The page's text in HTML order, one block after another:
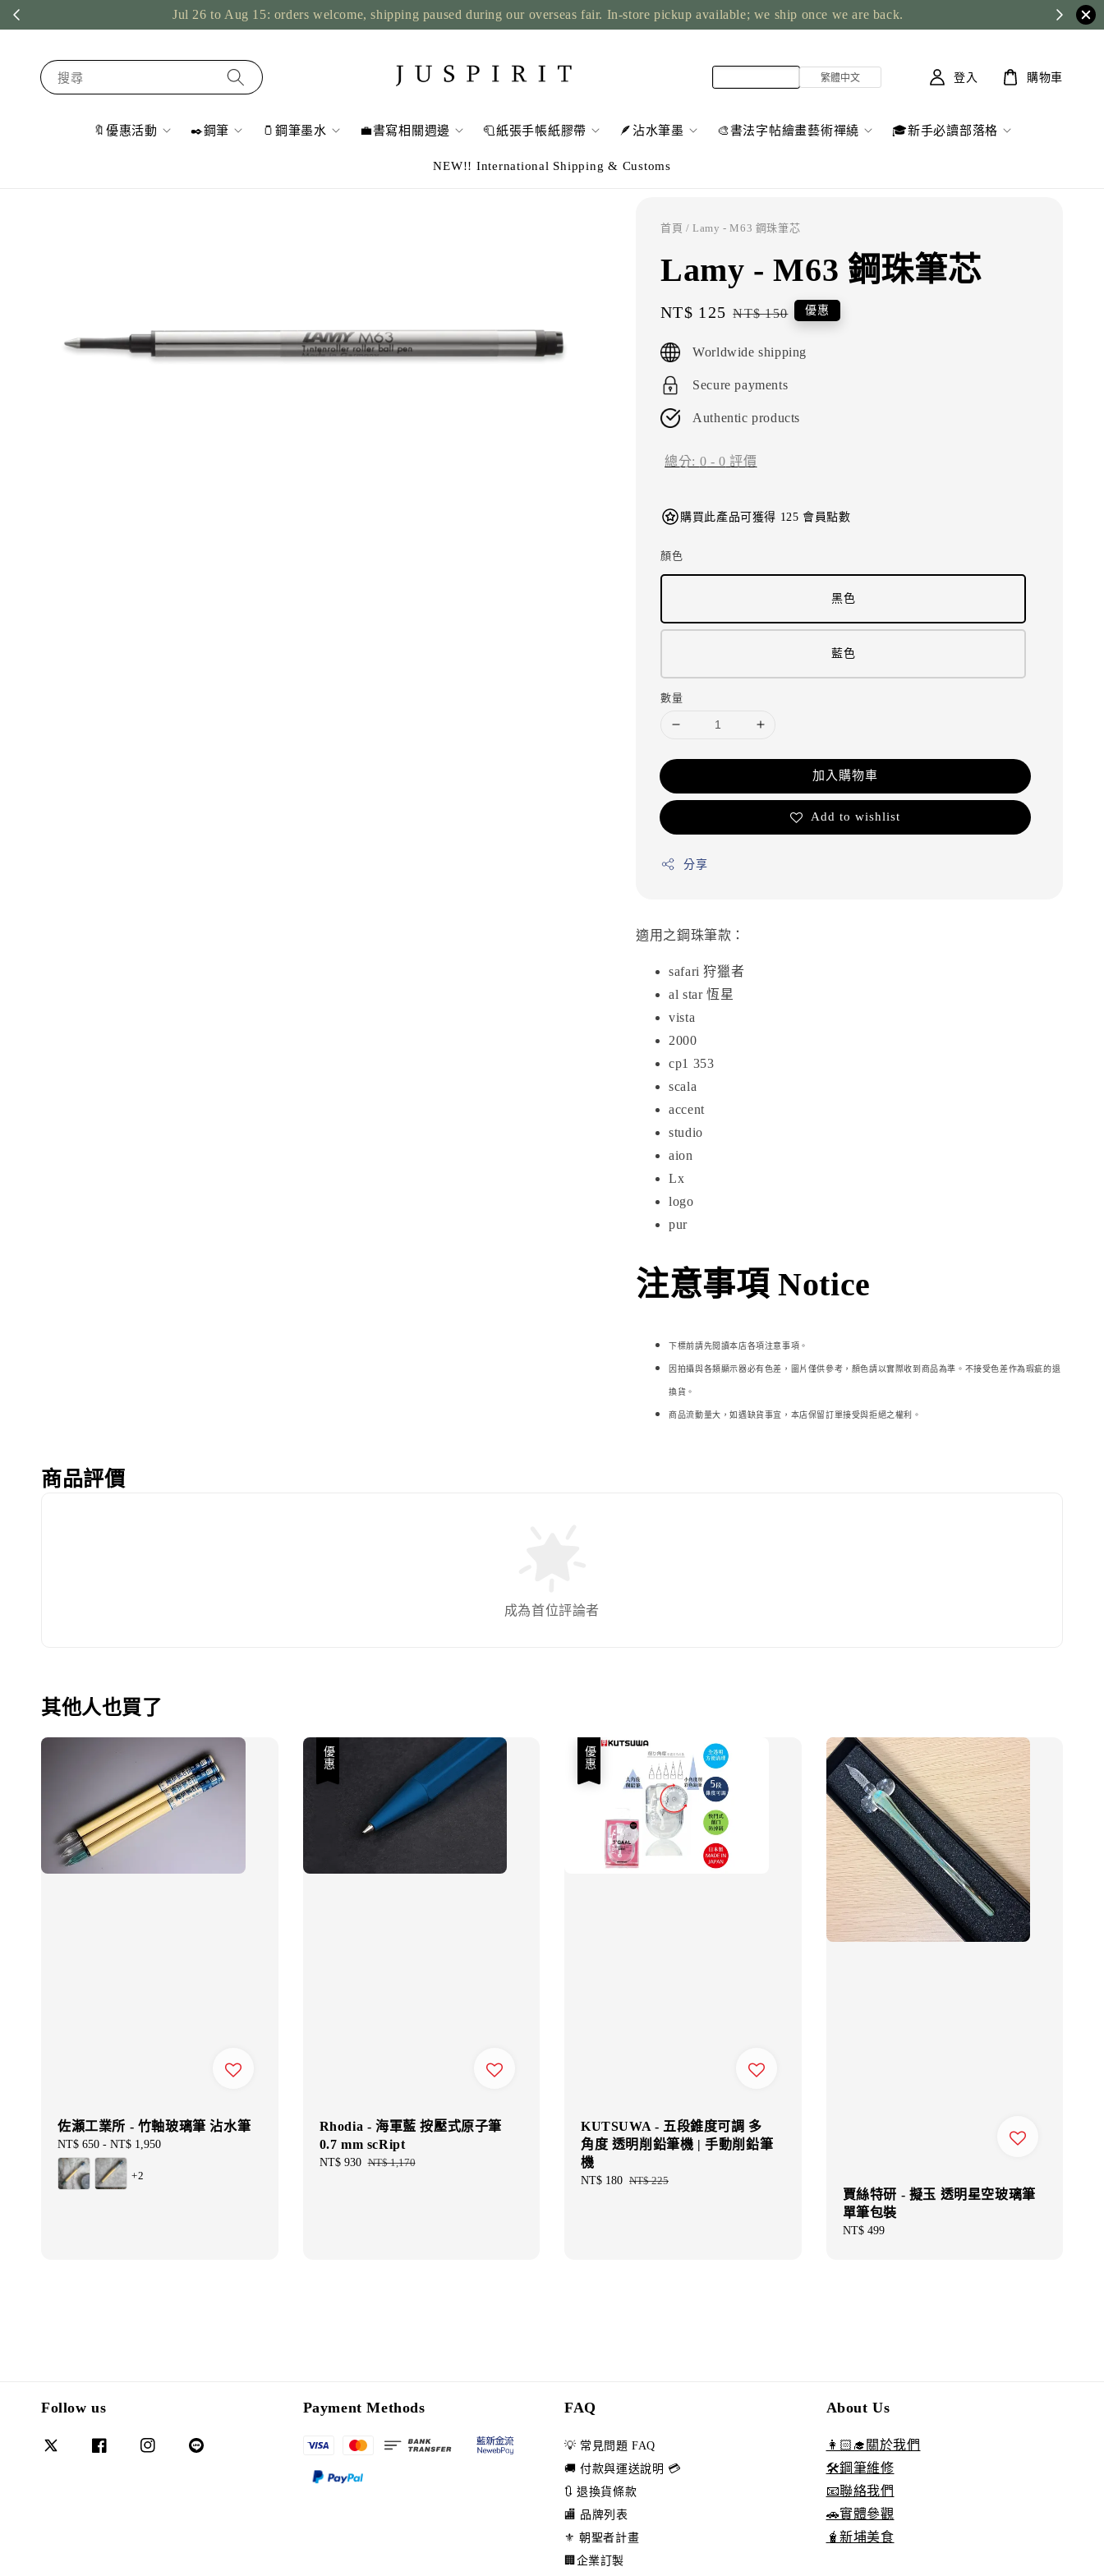
Jul 26 to Aug 15: orders welcome, shipping paused during our overseas fair. In-store pickup available; we ship once we are back.
搜尋
🔖優惠活動 ✒️鋼筆 🫙鋼筆墨水 💼書寫相關週邊 🧻紙張手帳紙膠帶 🪶沾水筆墨 🎨書法字帖繪畫藝術禪繞 🎓新手必讀部落格
NEW!! International Shipping & Customs
登入 購物車
首頁 / Lamy - M63 鋼珠筆芯
Lamy - M63 鋼珠筆芯
Sale
NT$ 125 Regular
NT$ 150 優惠
Worldwide shipping
Secure payments
Authentic products
總分: 0 -0 評價
購買此產品可獲得 125 會員點數
顏色
黑色
藍色
數量
加入購物車
Add to wishlist
分享
適用之鋼珠筆款：
safari 狩獵者
al star 恆星
vista
2000
cp1 353
scala
accent
studio
aion
Lx
logo
pur
注意事項 Notice
下標前請先閱讀本店各項注意事項。
因拍攝與各類顯示器必有色差，圖片僅供參考，顏色請以實際收到商品為準。不接受色差作為瑕疵的退
換貨。
商品流動量大，如遇缺貨事宜，本店保留訂單接受與拒絕之權利。
商品評價
成為首位評論者
其他人也買了
佐瀬工業所 - 竹軸玻璃筆 沾水筆
Regular
price
NT$ 650 - NT$ 1,950
+2
優惠
Rhodia - 海軍藍 按壓式原子筆
0.7 mm scRipt
Sale
NT$ 930 Regular
NT$ 1,170
優惠
KUTSUWA - 五段錐度可調 多
角度 透明削鉛筆機 | 手動削鉛筆
機
Sale
NT$ 180 Regular
NT$ 225
賈絲特研 - 擬玉 透明星空玻璃筆
單筆包裝
Regular
NT$ 499
Follow us Payment Methods FAQ
💡 常見問題 FAQ
🚚 付款與運送說明 💳
🔃 退換貨條款
🏬 品牌列表
⚜️ 朝聖者計畫
🏢企業訂製
About Us
👩🏻‍🎓關於我們
🛠️鋼筆維修
📧聯絡我們
🚗實體參觀
🧋新埔美食